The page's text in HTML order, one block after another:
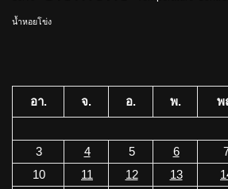
น้ำหอยโข่ง
อา. จ. อ. พ. พ
3
4 5 6
10
11 12 13